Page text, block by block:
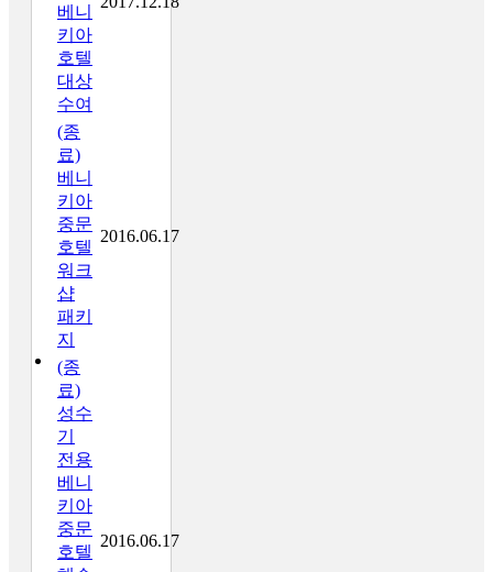
베니
키아
호텔
대상
수여
(종
료)
베니
키아
중문
호텔
워크
샵
패키
지
2016.06.17
(종
료)
성수
기
전용
베니
키아
중문
호텔
2016.06.17